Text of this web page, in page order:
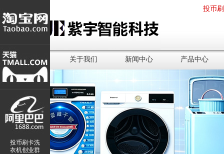
投币
网站首页 关于我们 新闻中心 产品中心
投币刷卡洗
衣机创业群